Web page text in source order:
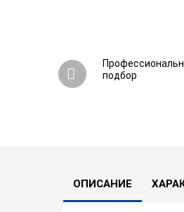
подбор
0
ОПИСАНИЕ